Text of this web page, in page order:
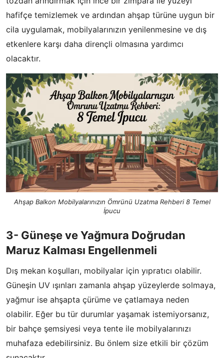
hafifçe temizlemek ve ardından ahşap türüne uygun bir
cila uygulamak, mobilyalarınızın yenilenmesine ve dış
etkenlere karşı daha dirençli olmasına yardımcı
olacaktır.
Ahşap Balkon Mobilyalarınızın Ömrünü Uzatma Rehberi 8 Temel
İpucu
3- Güneşe ve Yağmura Doğrudan
Maruz Kalması Engellenmeli
Dış mekan koşulları, mobilyalar için yıpratıcı olabilir.
Güneşin UV ışınları zamanla ahşap yüzeylerde solmaya,
yağmur ise ahşapta çürüme ve çatlamaya neden
olabilir. Eğer bu tür durumlar yaşamak istemiyorsanız,
bir bahçe şemsiyesi veya tente ile mobilyalarınızı
muhafaza edebilirsiniz. Bu önlem size etkili bir çözüm